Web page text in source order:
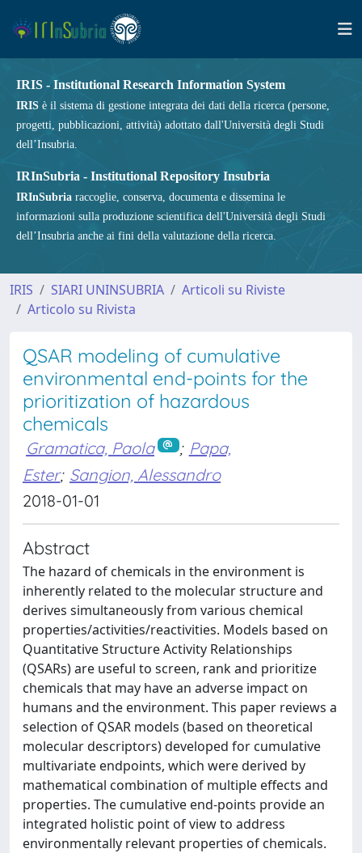
IRIS - Institutional Research Information System
IRIS è il sistema di gestione integrata dei dati della ricerca (persone,
progetti, pubblicazioni, attività) adottato dall'Università degli Studi
dell’Insubria.
IRInSubria - Institutional Repository Insubria
IRInSubria raccoglie, conserva, documenta e dissemina le
informazioni sulla produzione scientifica dell'Università degli Studi
dell’Insubria anche ai fini della valutazione della ricerca.
IRIS SIARI UNINSUBRIA
Articoli su Riviste
Articolo su Rivista
QSAR modeling of cumulative
environmental end-points for the
prioritization of hazardous
chemicals
Gramatica, Paola ; Papa,
Ester; Sangion, Alessandro
2018-01-01
Abstract
The hazard of chemicals in the environment is
inherently related to the molecular structure and
derives simultaneously from various chemical
properties/activities/reactivities. Models based on
Quantitative Structure Activity Relationships
(QSARs) are useful to screen, rank and prioritize
chemicals that may have an adverse impact on
humans and the environment. This paper reviews a
selection of QSAR models (based on theoretical
molecular descriptors) developed for cumulative
multivariate endpoints, which were derived by
mathematical combination of multiple effects and
properties. The cumulative end-points provide an
integrated holistic point of view to address
environmentally relevant properties of chemicals.